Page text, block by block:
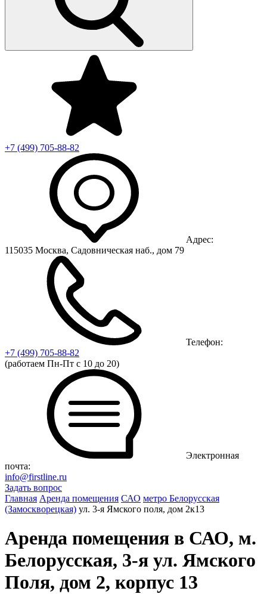
+7 (499) 705-88-82
Адрес:
115035 Москва, Садовническая наб., дом 79
Телефон:
+7 (499) 705-88-82
(работаем Пн-Пт с 10 до 20)
Электронная
почта:
info@firstline.ru
Задать вопрос
Главная Аренда помещения САО метро Белорусская
(Замоскворецкая) ул. 3-я Ямского поля, дом 2к13
Аренда помещения в САО, м.
Белорусская, 3-я ул. Ямского
Поля, дом 2, корпус 13